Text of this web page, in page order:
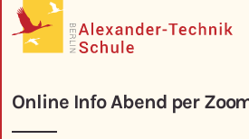
Online Info Abend per